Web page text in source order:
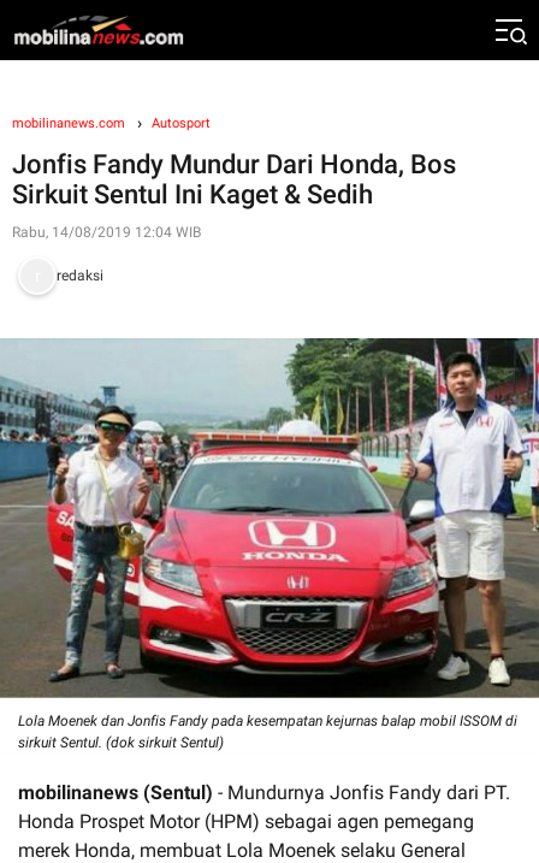
mobilinanews.com Autosport
Jonfis Fandy Mundur Dari Honda, Bos
Sirkuit Sentul Ini Kaget & Sedih
Rabu, 14/08/2019 12:04 WIB
redaksi
Lola Moenek dan Jonfis Fandy pada kesempatan kejurnas balap mobil ISSOM di
sirkuit Sentul. (dok sirkuit Sentul)
mobilinanews (Sentul) - Mundurnya Jonfis Fandy dari PT.
Honda Prospet Motor (HPM) sebagai agen pemegang
merek Honda, membuat Lola Moenek selaku General